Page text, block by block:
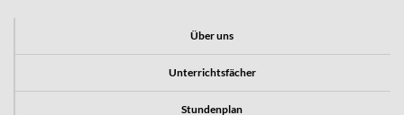
Über uns
Unterrichtsfächer
Stundenplan